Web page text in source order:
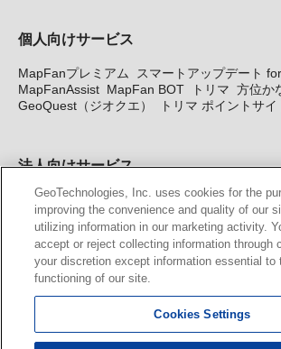
個人向けサービス
MapFanプレミアム
スマートアップデート
MapFanAssist MapFan BOT トリマ 方位か
GeoQuest（ジオクエ）
トリマ ポイントサイ
法人向けサービス
法人向け地図・位置情報サービス WEBサイ
図API Windows PC向け地図開発キット
サービス
MAP WORLD+ トリマ広告 Geo-
カーナビ地図更新サービス
MapFan スマートメンバーズ
KENWOOD MapFan Club
GeoTechnologies, Inc. uses cookies for the
improving the convenience and quality of our
utilizing information in our marketing activity.
accept or reject collecting information through
your discretion except information essential to
functioning of our site.
Cookies Settings